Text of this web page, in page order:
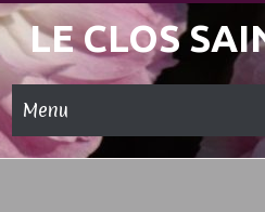
Skip
to
content
LE CLOS
Menu